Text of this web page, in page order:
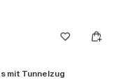
mit Tunnelzug